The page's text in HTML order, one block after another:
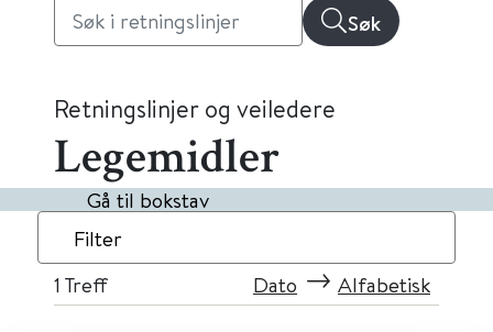
Søk
Retningslinjer og veiledere
Legemidler
Gå til bokstav
Filter
1 Treff Dato Alfabetisk